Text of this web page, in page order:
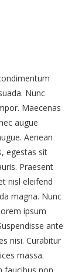
Nunc
Maecenas
augue
Aenean
egestas sit
Praesent
nisl eleifend
magna. Nunc
ipsum
ante
nisi. Curabitur
massa.